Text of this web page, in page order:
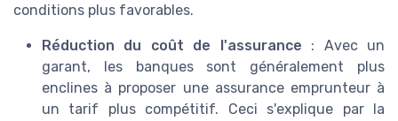
conditions plus favorables.
Réduction du coût de l'assurance : Avec un
garant, les banques sont généralement plus
enclines à proposer une assurance emprunteur à
un tarif plus compétitif. Ceci s'explique par la